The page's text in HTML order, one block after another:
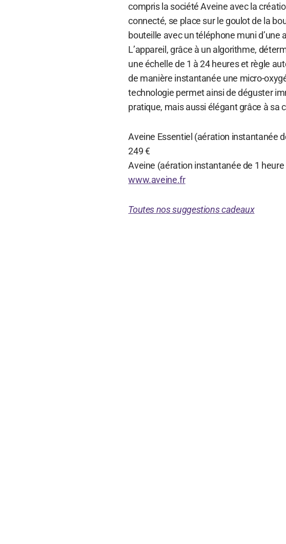
compris la société Aveine avec la
connecté, se place sur le goulot de la
bouteille avec un téléphone muni
L’appareil, grâce à un algorithme,
une échelle de 1 à 24 heures et règle
de manière instantanée une micro-
technologie permet ainsi de déguster
pratique, mais aussi élégant grâce à sa
Aveine Essentiel (aération instantanée
249 €
Aveine (aération instantanée de 1
www.aveine.fr
Toutes nos suggestions cadeaux